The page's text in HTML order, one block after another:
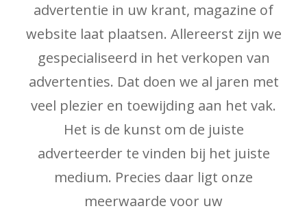
advertentie in uw krant, magazine of
website laat plaatsen. Allereerst zijn we
gespecialiseerd in het verkopen van
advertenties. Dat doen we al jaren met
veel plezier en toewijding aan het vak.
Het is de kunst om de juiste
adverteerder te vinden bij het juiste
medium. Precies daar ligt onze
meerwaarde voor uw